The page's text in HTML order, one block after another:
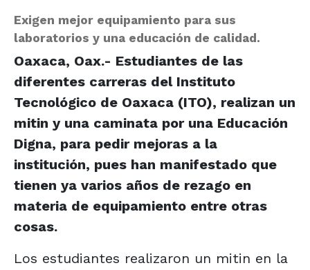
Exigen mejor equipamiento para sus
laboratorios y una educación de calidad.
Oaxaca, Oax.- Estudiantes de las
diferentes carreras del Instituto
Tecnológico de Oaxaca (ITO), realizan un
mitin y una caminata por una Educación
Digna, para pedir mejoras a la
institución, pues han manifestado que
tienen ya varios años de rezago en
materia de equipamiento entre otras
cosas.
Los estudiantes realizaron un mitin en la